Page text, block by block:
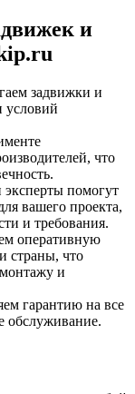
и
задвижки и
условий
что
помогут
вашего проекта,
и требования.
оперативную
страны, что
и
гарантию на все
обслуживание.